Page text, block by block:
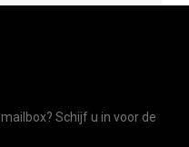
Schijf u in voor de